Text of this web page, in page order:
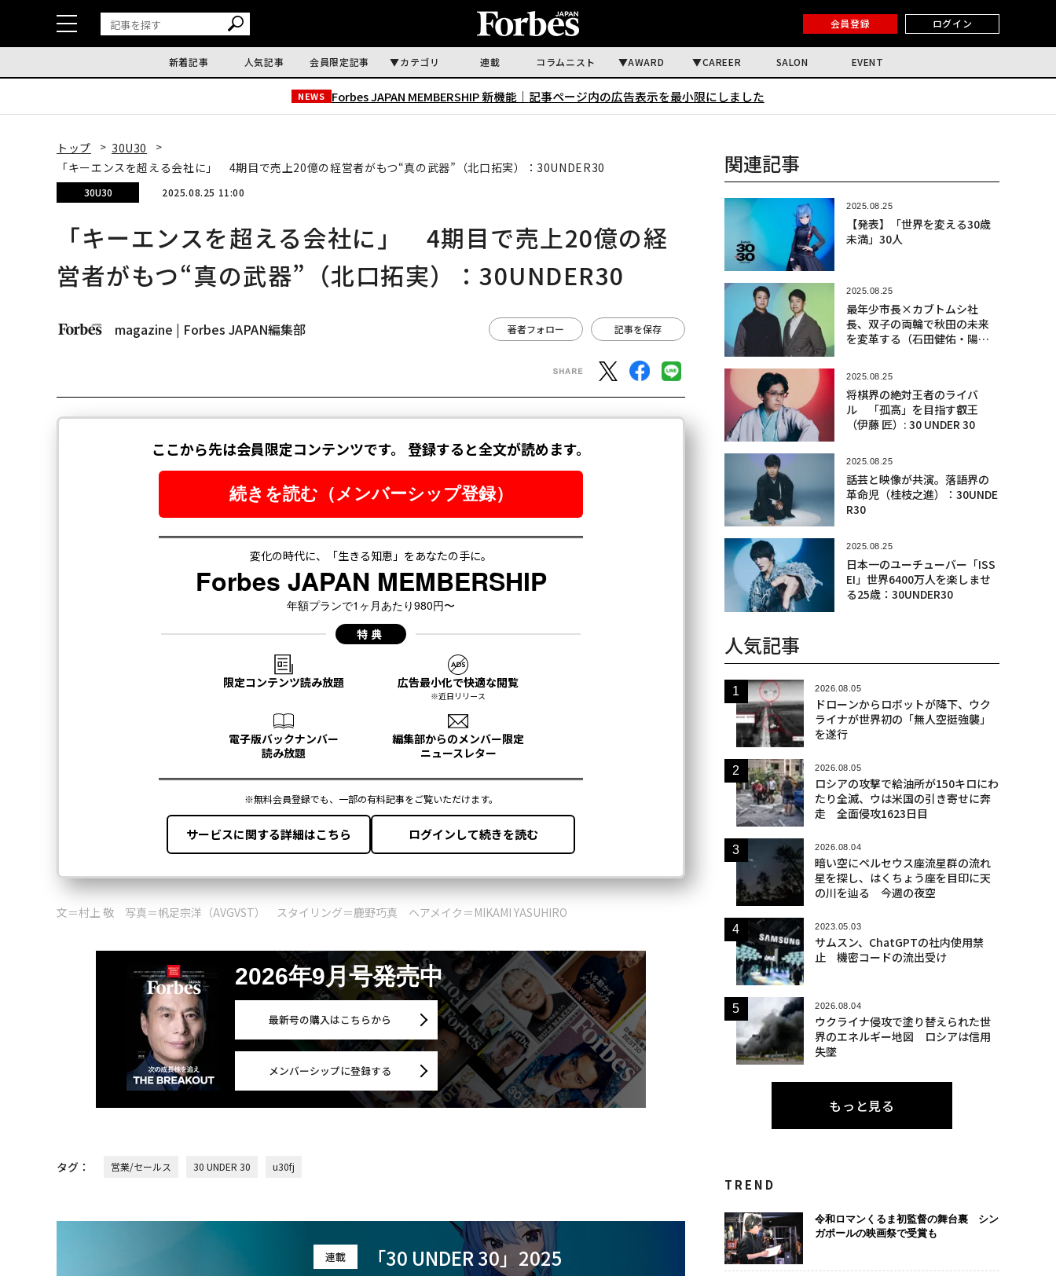
会員登録 ログイン
新着記事 人気記事 会員限定記事 カテゴリ 連載 コラムニスト AWARD CAREER SALON EVENT
NEWS Forbes JAPAN MEMBERSHIP 新機能｜ 記事ページ内の広告表示を最小限にしました
トップ
30U30
「キーエンスを超える会社に」 4期目で売上20億の経営者がもつ“真の武器”（北口拓実）：30UNDER30
30U30 2025.08.25 11:00
「キーエンスを超える会社に」 4期目で売上20億の経
営者がもつ“真の武器”（北口拓実）：30UNDER30
magazine | Forbes JAPAN編集部 著者フォロー 記事を保存
文＝村上 敬 写真＝帆足宗洋（AVGVST） スタイリング＝鹿野巧真 ヘアメイク＝MIKAMI YASUHIRO
2026年9月号発売中
最新号の購入はこちらから
メンバーシップに登録する
タグ： 営業/セールス 30 UNDER 30 u30fj
連載 「30 UNDER 30」2025
関連記事
2025.08.25
【発表】「世界を変える30歳
未満」30人
2025.08.25
最年少市長×カブトムシ社
長、双子の両輪で秋田の未来
を変革する（石田健佑・陽
2025.08.25
将棋界の絶対王者のライバ
ル 「孤高」を目指す叡王
（伊藤 匠）: 30 UNDER 30
2025.08.25
話芸と映像が共演。落語界の
革命児（桂枝之進）：30UNDE
R30
2025.08.25
日本一のユーチューバー「ISS
EI」世界6400万人を楽しませ
る25歳：30UNDER30
人気記事
2026.08.05
ドローンからロボットが降下、ウク
ライナが世界初の「無人空挺強襲」
を遂行
2026.08.05
ロシアの攻撃で給油所が150キロにわ
たり全滅、ウは米国の引き寄せに奔
走 全面侵攻1623日目
2026.08.04
暗い空にペルセウス座流星群の流れ
星を探し、はくちょう座を目印に天
の川を辿る 今週の夜空
2023.05.03
サムスン、ChatGPTの社内使用禁
止 機密コードの流出受け
2026.08.04
ウクライナ侵攻で塗り替えられた世
界のエネルギー地図 ロシアは信用
失墜
もっと見る
TREND
令和ロマンくるま初監督の舞台裏 シン
ガポールの映画祭で受賞も